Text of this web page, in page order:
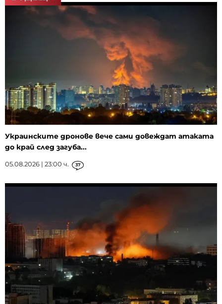
Украинските дронове вече сами довеждат атаката
до край след загуба...
05.08.2026 | 23:00 ч. 37